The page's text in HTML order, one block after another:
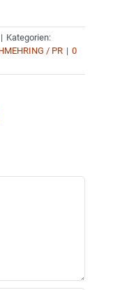
| Kategorien:
/ PR | 0